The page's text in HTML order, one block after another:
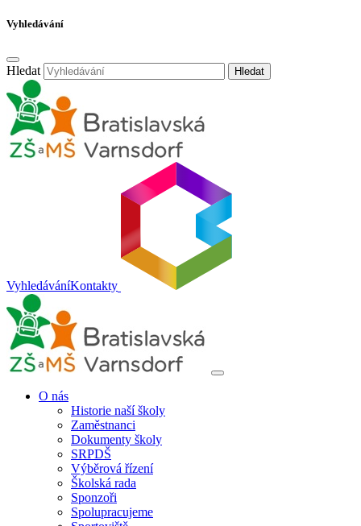
Vyhledávání
Hledat Hledat
VyhledáváníKontakty
O nás
Historie naší školy
Zaměstnanci
Dokumenty školy
SRPDŠ
Výběrová řízení
Školská rada
Sponzoři
Spolupracujeme